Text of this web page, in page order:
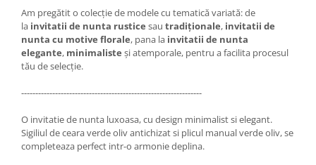
Am pregătit o colecție de modele cu tematică variată: de
la invitatii de nunta rustice sau tradiționale, invitatii de
nunta cu motive florale, pana la invitatii de nunta
elegante, minimaliste și atemporale, pentru a facilita procesul
tău de selecție.
----------------------------------------------------------------
O invitatie de nunta luxoasa, cu design minimalist si elegant.
Sigiliul de ceara verde oliv antichizat si plicul manual verde oliv, se
completeaza perfect intr-o armonie deplina.